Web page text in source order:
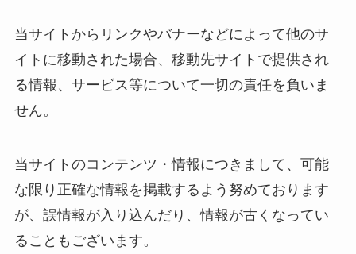
当サイトからリンクやバナーなどによって他のサ
イトに移動された場合、移動先サイトで提供され
る情報、サービス等について一切の責任を負いま
せん。
当サイトのコンテンツ・情報につきまして、可能
な限り正確な情報を掲載するよう努めております
が、誤情報が入り込んだり、情報が古くなってい
ることもございます。